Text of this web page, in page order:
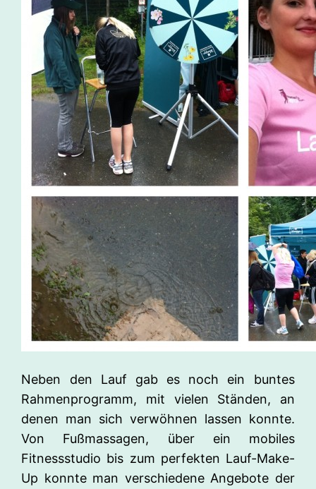
Neben den Lauf gab es noch ein buntes
Rahmenprogramm, mit vielen Ständen, an
denen man sich verwöhnen lassen konnte.
Von Fußmassagen, über ein mobiles
Fitnessstudio bis zum perfekten Lauf-Make-
Up konnte man verschiedene Angebote der